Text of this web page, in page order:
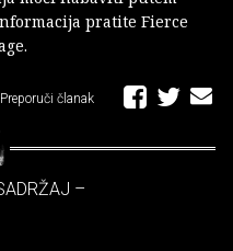
pratite Fierce
Preporuči članak
–